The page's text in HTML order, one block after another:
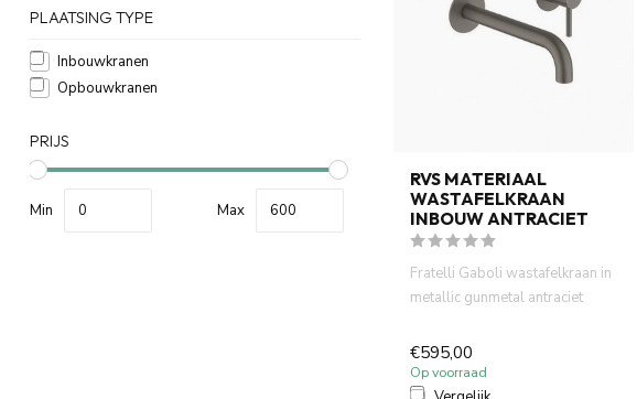
PLAATSING TYPE
Inbouwkranen
Opbouwkranen
PRIJS
Min Max
RVS MATERIAAL
WASTAFELKRAAN
INBOUW ANTRACIET
Fratelli Gaboli wastafelkraan in
metallic gunmetal antraciet
€595,00
Op voorraad